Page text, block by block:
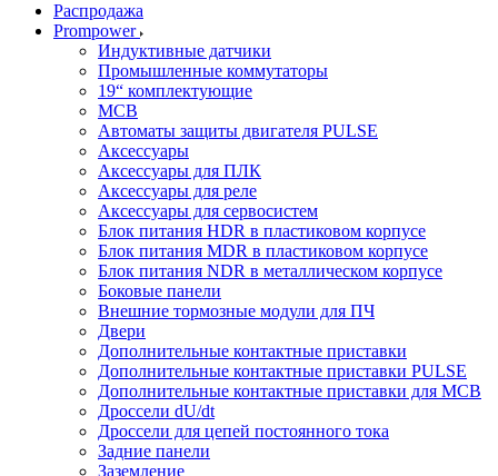
Распродажа
Prompower
Индуктивные датчики
Промышленные коммутаторы
19“ комплектующие
MCB
Автоматы защиты двигателя PULSE
Аксессуары
Аксессуары для ПЛК
Аксессуары для реле
Аксессуары для сервосистем
Блок питания HDR в пластиковом корпусе
Блок питания MDR в пластиковом корпусе
Блок питания NDR в металлическом корпусе
Боковые панели
Внешние тормозные модули для ПЧ
Двери
Дополнительные контактные приставки
Дополнительные контактные приставки PULSE
Дополнительные контактные приставки для MCB
Дроссели dU/dt
Дроссели для цепей постоянного тока
Задние панели
Заземление